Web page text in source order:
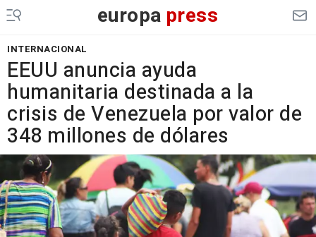
europa press
INTERNACIONAL
EEUU anuncia ayuda
humanitaria destinada a la
crisis de Venezuela por valor de
348 millones de dólares